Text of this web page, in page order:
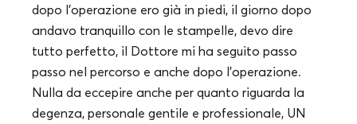
dopo l'operazione ero già in piedi, il giorno dopo
andavo tranquillo con le stampelle, devo dire
tutto perfetto, il Dottore mi ha seguito passo
passo nel percorso e anche dopo l'operazione.
Nulla da eccepire anche per quanto riguarda la
degenza, personale gentile e professionale, UN